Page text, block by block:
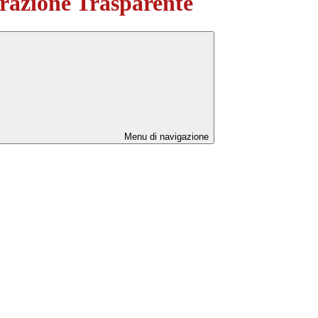
Menu di navigazione